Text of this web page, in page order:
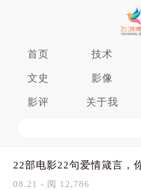
首页 技术
文史 影像
影评 关于我
22部电影22句爱情箴言，
08.21 - 阅 12,786